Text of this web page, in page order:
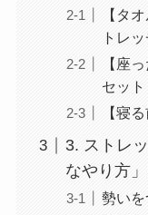
【タ
トレ
【座
セット
【寝
3. ストレ
なやり方
勢い